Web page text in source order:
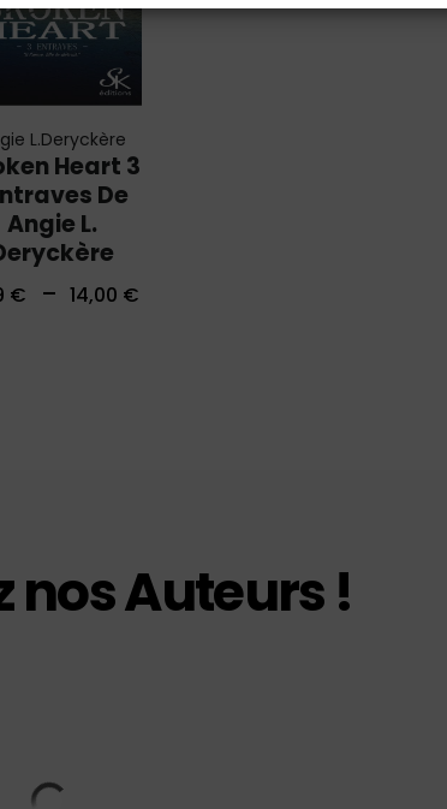
Heart 3
De
Angie L.
L.Deryckère
€ – 14,00 €
nos Auteurs !